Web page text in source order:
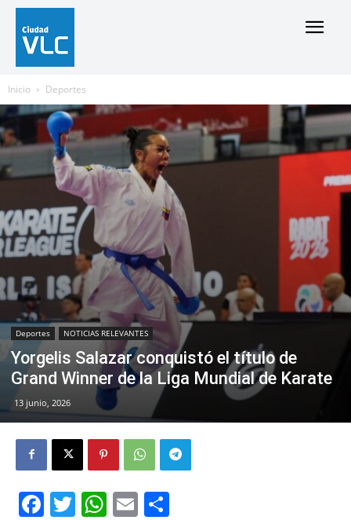
Inicio Deportes
Deportes NOTICIAS RELEVANTES
Yorgelis Salazar conquistó el título de
Grand Winner de la Liga Mundial de Karate
13 junio, 2026
Facebook
Twitter
WhatsApp
Email